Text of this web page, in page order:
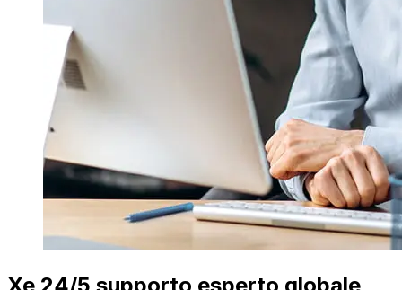
Xe 24/5 supporto esperto globale